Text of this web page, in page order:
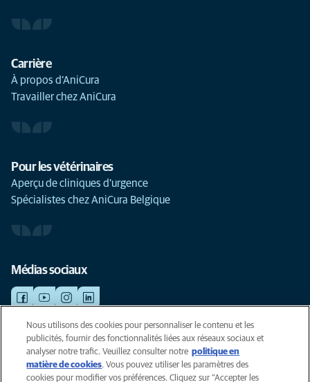
Carrière
À propos d’AniCura
Travailler chez AniCura
Pour les vétérinaires
Aperçu de cliniques d'urgence
Spécialistes chez AniCura Belgique
Médias sociaux
©AniCura 2024
Nous utilisons des cookies pour personnaliser le contenu et les
publicités, fournir des fonctionnalités liées aux réseaux sociaux et
analyser notre trafic. Veuillez consulter notre politique en
matière de cookies(opens in a new tab)
. Vous pouvez utiliser les paramètres des
cookies pour modifier vos préférences. Cliquez sur "Accepter les